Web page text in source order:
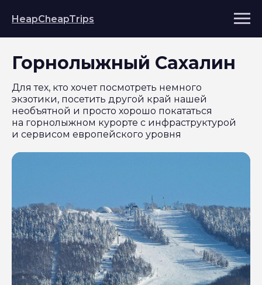
HeapCheapTrips
Горнолыжный Сахалин
Для тех, кто хочет посмотреть немного
экзотики, посетить другой край нашей
необъятной и просто хорошо покататься
на горнолыжном курорте с инфраструктурой
и сервисом европейского уровня